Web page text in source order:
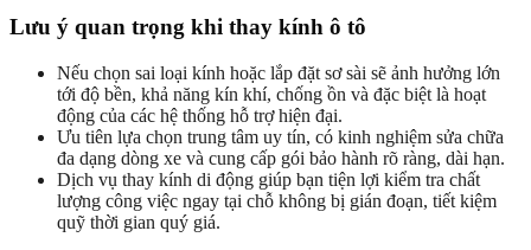
Lưu ý quan trọng khi thay kính ô tô
Nếu chọn sai loại kính hoặc lắp đặt sơ sài sẽ ảnh hưởng lớn
tới độ bền, khả năng kín khí, chống ồn và đặc biệt là hoạt
động của các hệ thống hỗ trợ hiện đại.
Ưu tiên lựa chọn trung tâm uy tín, có kinh nghiệm sửa chữa
đa dạng dòng xe và cung cấp gói bảo hành rõ ràng, dài hạn.
Dịch vụ thay kính di động giúp bạn tiện lợi kiểm tra chất
lượng công việc ngay tại chỗ không bị gián đoạn, tiết kiệm
quỹ thời gian quý giá.